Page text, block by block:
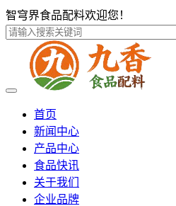
智穹界食品配料欢迎您！
首页
新闻中心
产品中心
食品快讯
关于我们
企业品牌